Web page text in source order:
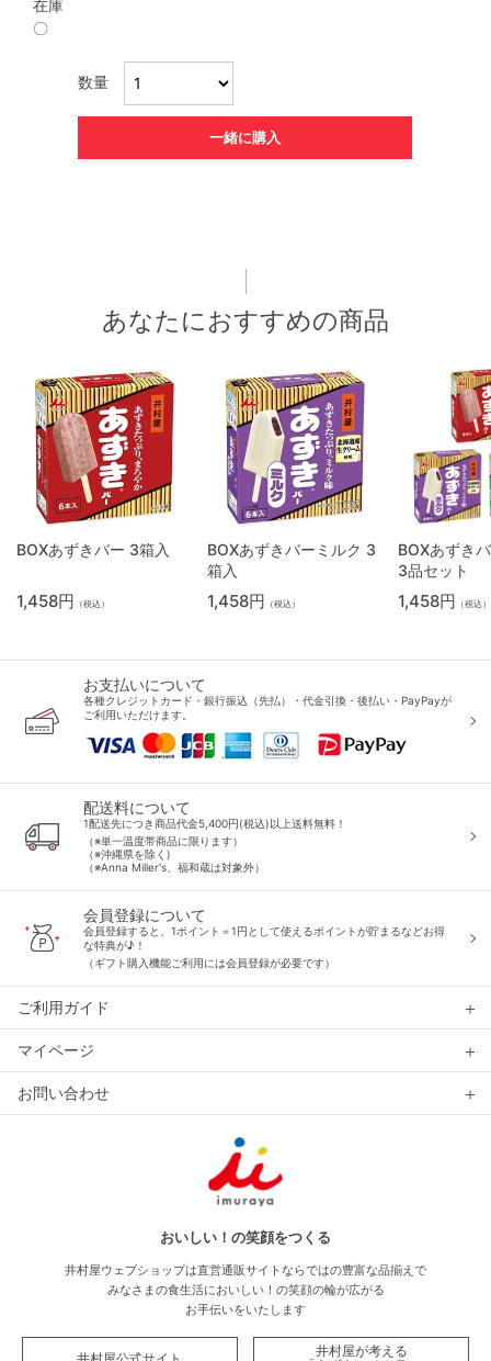
在庫
〇
数量
一緒に購入
あなたにおすすめの商品
BOXあずきバー 3箱入
1,458円 （税込）
BOXあずきバーミルク 3
箱入
1,458円 （税込）
BOXあずき
3品セット
1,458円 （税込）
お支払いについて
各種クレジットカード・銀行振込（先払）・代金引換・後払い・PayPayが
ご利用いただけます。
配送料について
1配送先につき商品代金5,400円(税込)以上送料無料！
（※単一温度帯商品に限ります）
（※沖縄県を除く)
（※Anna Miller's、福和蔵は対象外）
会員登録について
会員登録すると、1ポイント＝1円として使えるポイントが貯まるなどお得
な特典が♪！
（ギフト購入機能ご利用には会員登録が必要です）
ご利用ガイド
マイページ
お問い合わせ
おいしい！の笑顔をつくる
井村屋ウェブショップは直営通販サイトならではの豊富な品揃えで
みなさまの食生活においしい！の笑顔の輪が広がる
お手伝いをいたします
井村屋が考える